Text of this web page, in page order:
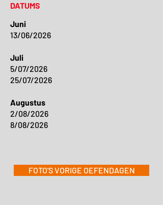
DATUMS
Juni
13/06/2026
Juli
5/07/2026
25/07/2026
Augustus
2/08/2026
8/08/2026
FOTO'S VORIGE OEFENDAGEN